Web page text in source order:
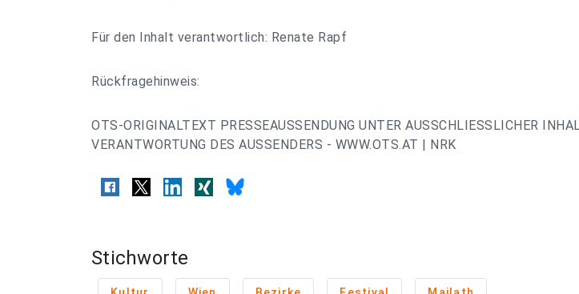
Für den Inhalt verantwortlich: Renate Rapf
Rückfragehinweis:
OTS-ORIGINALTEXT PRESSEAUSSENDUNG UNTER AUSSCHLIESSLICHER
VERANTWORTUNG DES AUSSENDERS - WWW.OTS.AT | NRK
Stichworte